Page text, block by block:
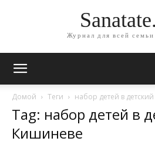
Журнал для всей
Домой Теги набор детей в
Tag: набор детей в
Кишиневе